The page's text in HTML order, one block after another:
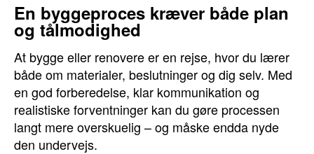
En byggeproces kræver både plan
og tålmodighed
At bygge eller renovere er en rejse, hvor du lærer
både om materialer, beslutninger og dig selv. Med
en god forberedelse, klar kommunikation og
realistiske forventninger kan du gøre processen
langt mere overskuelig – og måske endda nyde
den undervejs.